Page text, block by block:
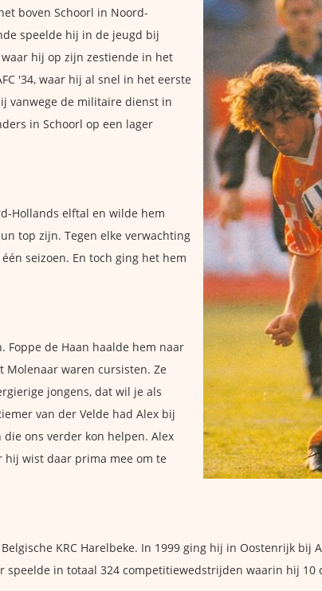
boven Schoorl in Noord-
speelde hij in de jeugd bij
hij op zijn zestiende in het
'34, waar hij al snel in het eerste
vanwege de militaire dienst in
in Schoorl op een lager
Hollands elftal en wilde hem
top zijn. Tegen elke verwachting
seizoen. En toch ging het hem
Foppe de Haan haalde hem naar
Molenaar waren cursisten. Ze
jongens, dat wil je als
van der Velde had Alex bij
ons verder kon helpen. Alex
hij wist daar prima mee om te
KRC Harelbeke. In 1999 ging hij in Oostenrijk bij
in totaal 324 competitiewedstrijden waarin hij 10